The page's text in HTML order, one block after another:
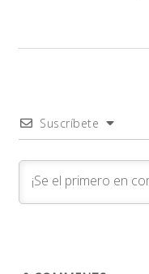
Suscríbete